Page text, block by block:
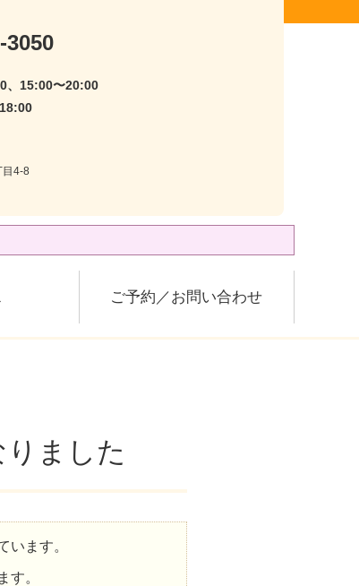
3050
、15:00〜20:00
4-8
ご予約／お問い合わせ
ました
います。
す。